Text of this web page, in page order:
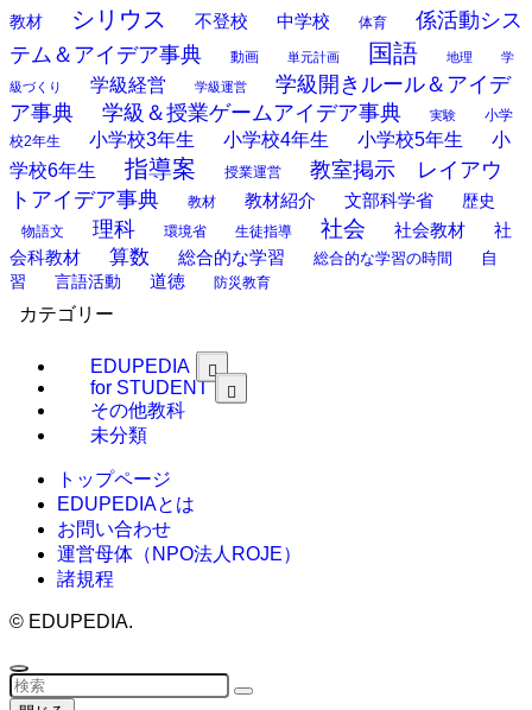
教材
シリウス 不登校 中学校 体育
係活動シス
テム＆アイデア事典
動画 単元計画 国語 地理 学
級づくり 学級経営 学級運営
学級開きルール＆アイデ
ア事典
学級＆授業ゲームアイデア事典 実験
小学
校2年生
小学校3年生 小学校4年生 小学校5年生
小
学校6年生
指導案 授業運営
教室掲示 レイアウ
トアイデア事典
教材 教材紹介 文部科学省 歴史
物語文 理科 環境省 生徒指導 社会 社会教材
社
会科教材
算数 総合的な学習 総合的な学習の時間
自
習
言語活動 道徳 防災教育
カテゴリー
EDUPEDIA
for STUDENT
その他教科
未分類
トップページ
EDUPEDIAとは
お問い合わせ
運営母体（NPO法人ROJE）
諸規程
© EDUPEDIA.